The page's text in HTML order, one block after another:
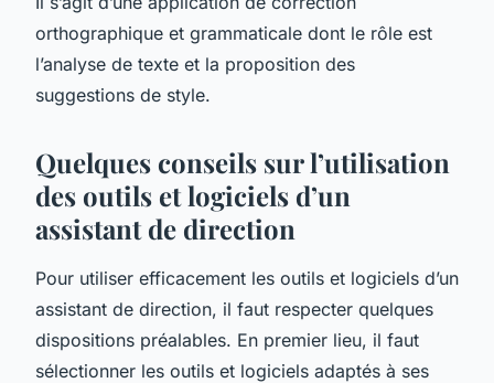
orthographique et grammaticale dont le rôle est
l’analyse de texte et la proposition des
suggestions de style.
Quelques conseils sur l’utilisation
des outils et logiciels d’un
assistant de direction
Pour utiliser efficacement les outils et logiciels d’un
assistant de direction, il faut respecter quelques
dispositions préalables. En premier lieu, il faut
sélectionner les outils et logiciels adaptés à ses